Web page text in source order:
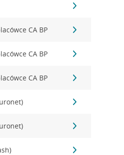
CA BP
CA BP
CA BP